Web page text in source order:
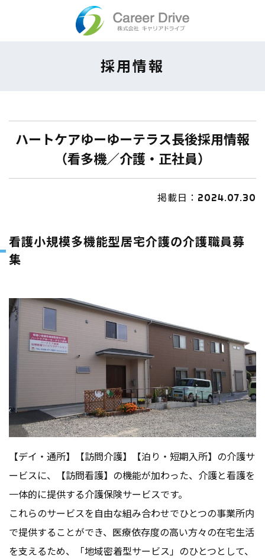
採用情報
ハートケアゆーゆーテラス長後採用情報
（看多機／介護・正社員）
掲載日：2024.07.30
看護小規模多機能型居宅介護の介護職員募
集
【デイ・通所】【訪問介護】【泊り・短期入所】の介護サ
ービスに、【訪問看護】の機能が加わった、介護と看護を
一体的に提供する介護保険サービスです。
これらのサービスを自由な組み合わせでひとつの事業所内
で提供することができ、医療依存度の高い方々の在宅生活
を支えるため、「地域密着型サービス」のひとつとして、